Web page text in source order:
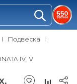
Подвеска
IV, V